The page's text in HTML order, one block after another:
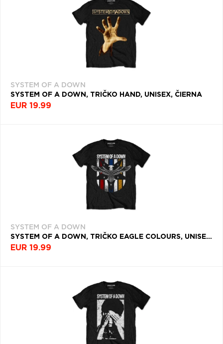
SYSTEM OF A DOWN
SYSTEM OF A DOWN, TRIČKO HAND, UNISEX, ČIERNA
EUR 19.99
SYSTEM OF A DOWN
SYSTEM OF A DOWN, TRIČKO EAGLE COLOURS, UNISEX, ČIERNA
EUR 19.99